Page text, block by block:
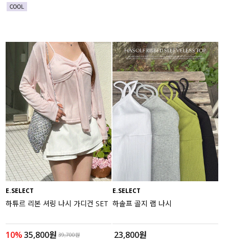
E.SELECT
하튜르 리본 셔링 나시 가디건 SET
10%35,800원 39,700원
E.SELECT
하솔프 골지 랩 나시
23,800원